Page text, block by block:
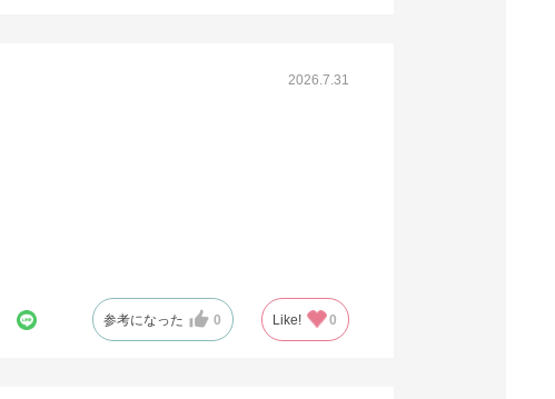
￥5,517
08月21日頃の出荷
2026.7.31
参考になった 0 Like! 0